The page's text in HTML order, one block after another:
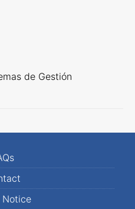
de Gestión
Notice